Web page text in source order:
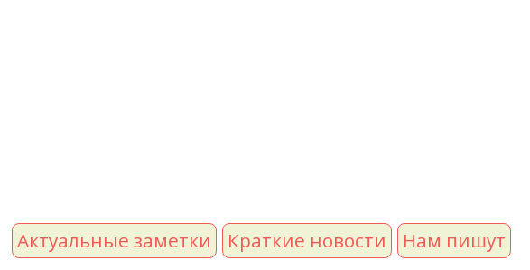
Актуальные заметки Краткие новости Нам пишут